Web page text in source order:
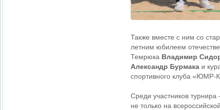
Также вместе с ним со
летним юбилеем
Темрюка Владимир
Александр Бурмака и
спортивного клуба «ЮМР-
Среди участников
не только на